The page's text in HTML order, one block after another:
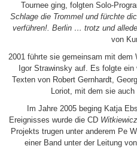
Tournee ging, folgten Solo-
Schlage die Trommel und fürchte
verführen!. Berlin … trotz und
von
2001 führte sie gemeinsam mit dem
Igor Strawinsky auf. Es folgte
Texten von Robert Gernhardt,
Loriot, mit dem sie
Im Jahre 2005 beging Katja
Ereignisses wurde die CD Witkiewicz
Projekts trugen unter anderem Pe
einer Band unter der Leitung